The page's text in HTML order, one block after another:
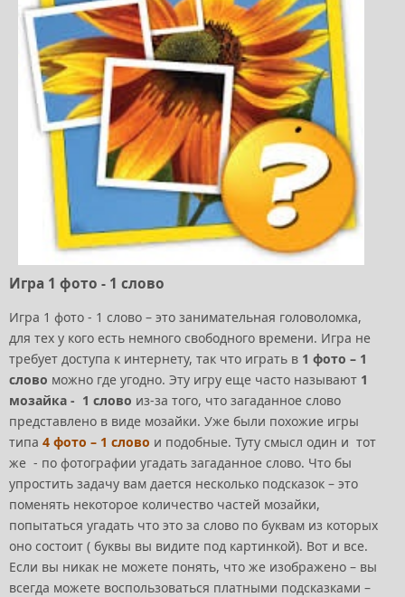
Игра 1 фото - 1 слово
Игра 1 фото - 1 слово – это занимательная головоломка,
для тех у кого есть немного свободного времени. Игра не
требует доступа к интернету, так что играть в 1 фото – 1
слово можно где угодно. Эту игру еще часто называют 1
мозайка - 1 слово из-за того, что загаданное слово
представлено в виде мозайки. Уже были похожие игры
типа 4 фото – 1 слово и подобные. Туту смысл один и тот
же - по фотографии угадать загаданное слово. Что бы
упростить задачу вам дается несколько подсказок – это
поменять некоторое количество частей мозайки,
попытаться угадать что это за слово по буквам из которых
оно состоит ( буквы вы видите под картинкой). Вот и все.
Если вы никак не можете понять, что же изображено – вы
всегда можете воспользоваться платными подсказками –